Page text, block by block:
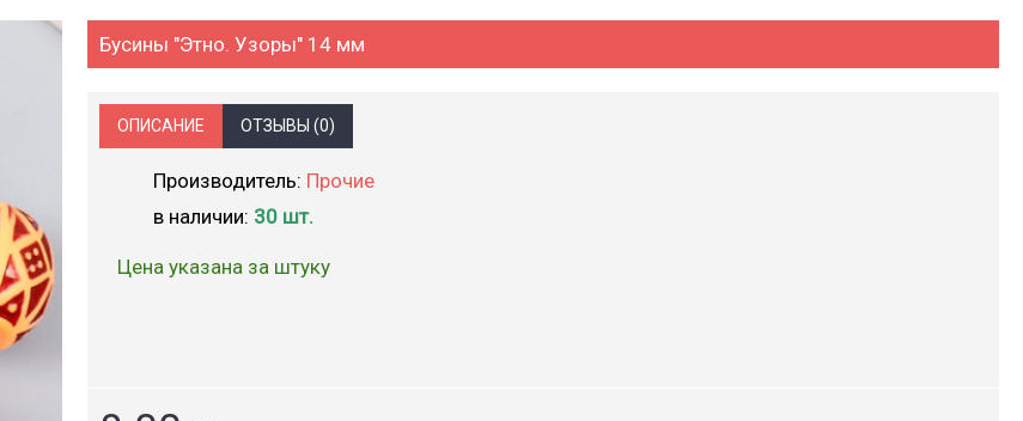
Бусины "Этно. Узоры" 14 мм
ОПИСАНИЕ ОТЗЫВЫ (0)
Производитель: Прочие
в наличии: 30 шт.
Цена указана за штуку